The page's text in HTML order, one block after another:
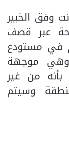
وفق الخبير
عبر قصف
في مستودع
وهي موجهة
بأنه من غير
وسيتم